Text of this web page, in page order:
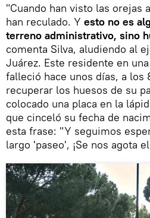
"Cuando han visto las orejas
han reculado. Y esto no es
terreno administrativo, sino
comenta Silva, aludiendo al
Juárez. Este residente en
falleció hace unos días, a los
recuperar los huesos de su
colocado una placa en la
que cinceló su fecha de
esta frase: "Y seguimos
largo 'paseo', ¡Se nos agota